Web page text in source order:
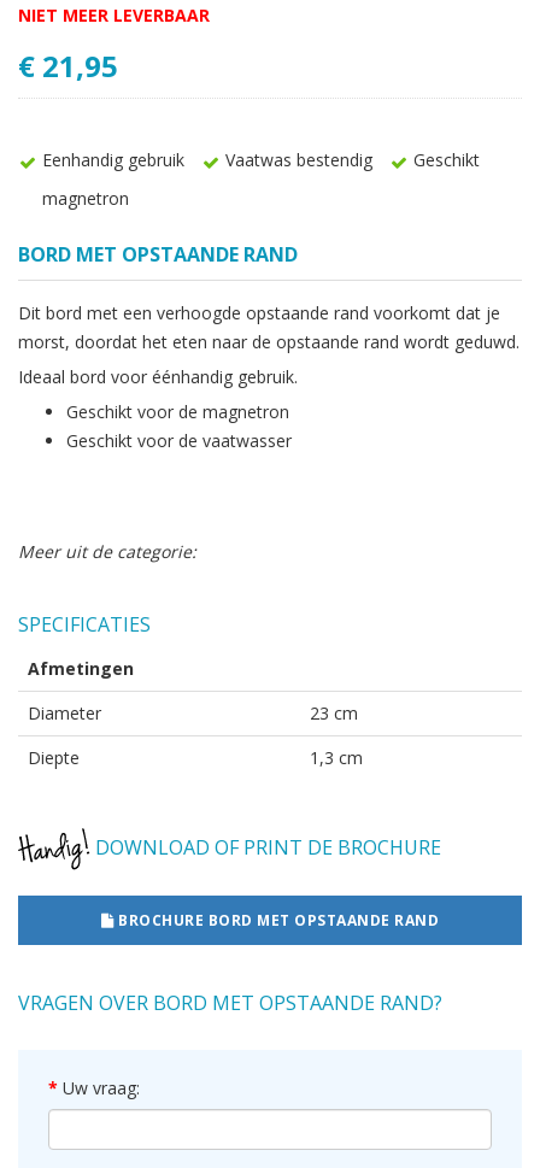
NIET MEER LEVERBAAR
€ 21,95
Eenhandig gebruik Vaatwas bestendig
Geschikt
magnetron
BORD MET OPSTAANDE RAND
Dit bord met een verhoogde opstaande rand voorkomt dat je
morst, doordat het eten naar de opstaande rand wordt geduwd.
Ideaal bord voor éénhandig gebruik.
Geschikt voor de magnetron
Geschikt voor de vaatwasser
Meer uit de categorie:
SPECIFICATIES
Afmetingen
Diameter
23 cm
Diepte
1,3 cm
DOWNLOAD OF PRINT DE BROCHURE
BROCHURE BORD MET OPSTAANDE RAND
VRAGEN OVER BORD MET OPSTAANDE RAND?
Uw vraag: